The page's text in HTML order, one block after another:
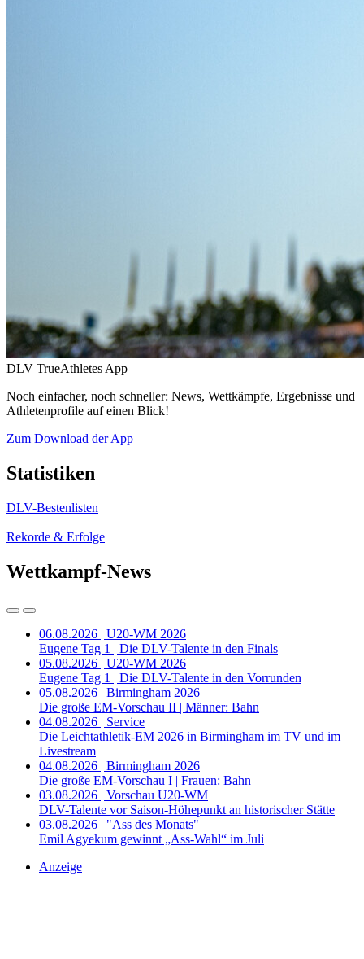
DLV TrueAthletes App
Noch einfacher, noch schneller: News, Wettkämpfe, Ergebnisse und
Athletenprofile auf einen Blick!
Zum Download der App
Statistiken
DLV-Bestenlisten
Rekorde & Erfolge
Wettkampf-News
06.08.2026 | U20-WM 2026
Eugene Tag 1 | Die DLV-Talente in den Finals
05.08.2026 | U20-WM 2026
Eugene Tag 1 | Die DLV-Talente in den Vorrunden
05.08.2026 | Birmingham 2026
Die große EM-Vorschau II | Männer: Bahn
04.08.2026 | Service
Die Leichtathletik-EM 2026 in Birmingham im TV und im
Livestream
04.08.2026 | Birmingham 2026
Die große EM-Vorschau I | Frauen: Bahn
03.08.2026 | Vorschau U20-WM
DLV-Talente vor Saison-Höhepunkt an historischer Stätte
03.08.2026 | "Ass des Monats"
Emil Agyekum gewinnt „Ass-Wahl“ im Juli
Anzeige